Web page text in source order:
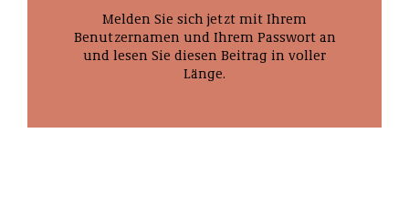
Melden Sie sich jetzt mit Ihrem
Benutzernamen und Ihrem Passwort an
und lesen Sie diesen Beitrag in voller
Länge.